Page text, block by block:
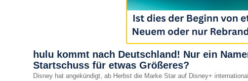
hulu kommt nach Deutschland! Nur ein
Startschuss für etwas Größeres?
Disney hat angekündigt, ab Herbst die Marke Star auf Disney+